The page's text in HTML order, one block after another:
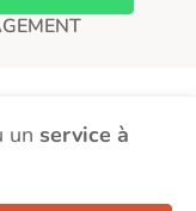
un service à